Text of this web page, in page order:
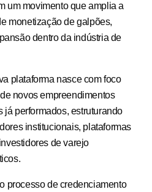
um movimento que amplia a
monetização de galpões,
dentro da indústria de
plataforma nasce com foco
novos empreendimentos
já performados, estruturando
institucionais, plataformas
de varejo
processo de credenciamento